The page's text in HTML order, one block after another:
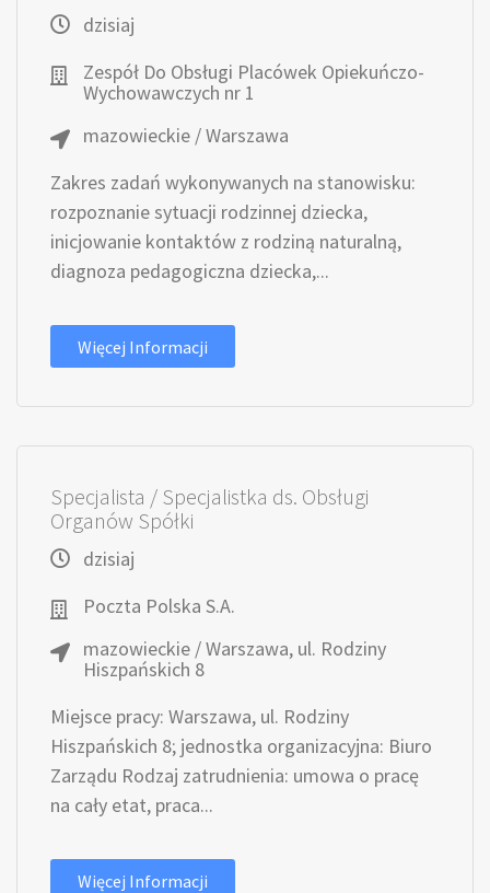
dzisiaj
Zespół Do Obsługi Placówek Opiekuńczo-
Wychowawczych nr 1
mazowieckie / Warszawa
Zakres zadań wykonywanych na stanowisku:
rozpoznanie sytuacji rodzinnej dziecka,
inicjowanie kontaktów z rodziną naturalną,
diagnoza pedagogiczna dziecka,...
Więcej Informacji
Specjalista / Specjalistka ds. Obsługi
Organów Spółki
dzisiaj
Poczta Polska S.A.
mazowieckie / Warszawa, ul. Rodziny
Hiszpańskich 8
Miejsce pracy: Warszawa, ul. Rodziny
Hiszpańskich 8; jednostka organizacyjna: Biuro
Zarządu Rodzaj zatrudnienia: umowa o pracę
na cały etat, praca...
Więcej Informacji